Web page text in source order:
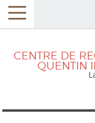
CENTRE DE
QUENTIN